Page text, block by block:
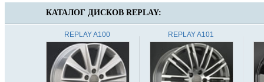
КАТАЛОГ ДИСКОВ REPLAY:
REPLAY A100 REPLAY A101